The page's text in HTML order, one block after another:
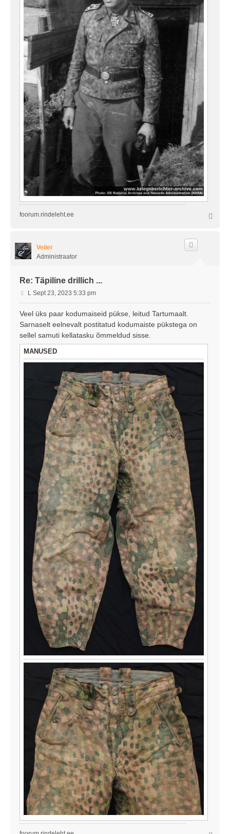
foorum.rindeleht.ee
Veiler
Administraator
Re: Täpiline drillich ...
P
o
i
t
u
L Sept 23, 2023 5:33 pm
Veel üks paar kodumaiseid pükse, leitud Tartumaalt.
Sarnaselt eelnevalt postitatud kodumaiste pükstega on
sellel samuti kellatasku õmmeldud sisse.
MANUSED